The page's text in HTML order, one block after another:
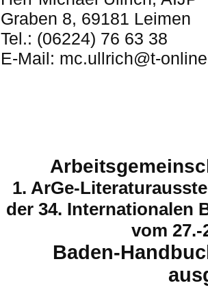
Graben 8, 69181 Leimen
Tel.: (06224) 76 63 38
E-Mail: mc.ullrich@t-
1. ArGe-
der 34. Internationalen
vom 27.-
Baden-